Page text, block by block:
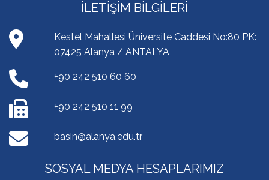
İLETIŞIM BILGILERI
Kestel Mahallesi Üniversite Caddesi No:80 PK:
07425 Alanya / ANTALYA
+90 242 510 60 60
+90 242 510 11 99
basin@alanya.edu.tr
SOSYAL MEDYA HESAPLARIMIZ